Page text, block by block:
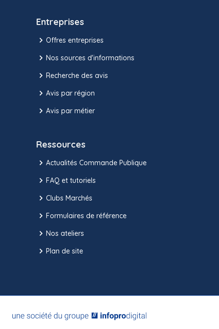
Entreprises
Offres entreprises
Nos sources d'informations
Recherche des avis
Avis par région
Avis par métier
Ressources
Actualités Commande Publique
FAQ et tutoriels
Clubs Marchés
Formulaires de référence
Nos ateliers
Plan de site